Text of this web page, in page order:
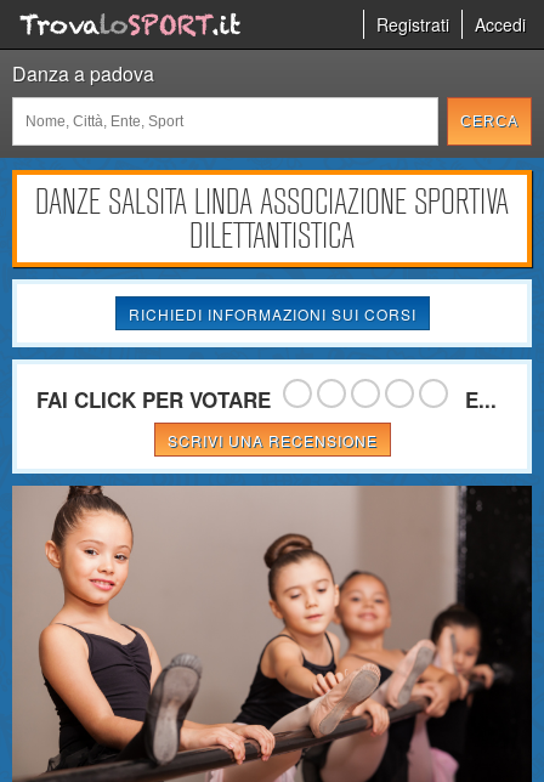
Registrati Accedi
Danza a padova
DANZE SALSITA LINDA ASSOCIAZIONE SPORTIVA
DILETTANTISTICA
RICHIEDI INFORMAZIONI SUI CORSI
FAI CLICK PER VOTARE E...
SCRIVI UNA RECENSIONE